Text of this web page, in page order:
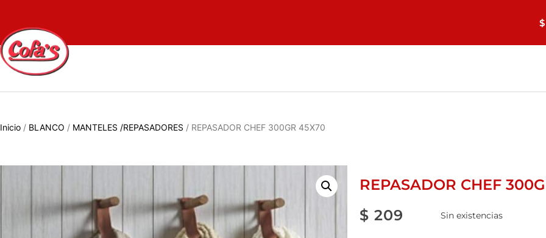
$
Inicio / BLANCO / MANTELES /REPASADORES / REPASADOR CHEF 300GR 45X70
REPASADOR CHEF
$ 209 Sin existencias